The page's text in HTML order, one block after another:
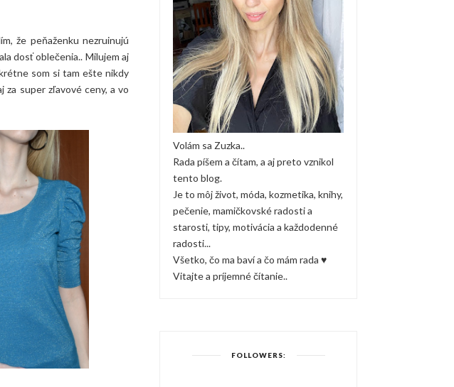
že peňaženku nezruinujú
dosť oblečenia.. Milujem aj
som si tam ešte nikdy
za super zľavové ceny, a vo
Volám sa Zuzka..
Rada píšem a čítam, a aj preto vznikol
tento blog.
Je to môj život, móda, kozmetika, knihy,
pečenie, mamičkovské radosti a
starosti, tipy, motivácia a každodenné
radosti...
Všetko, čo ma baví a čo mám rada ♥
Vitajte a príjemné čítanie..
FOLLOWERS: